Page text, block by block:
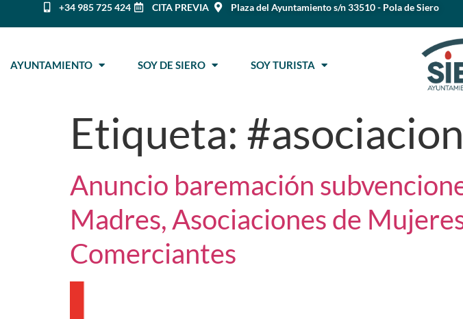
+34 985 725 424 CITA PREVIA Plaza del Ayuntamiento s/n 33510 - Pola de Siero
AYUNTAMIENTO SOY DE SIERO SOY TURISTA
Etiqueta:
Anuncio baremación
Madres, Asociaciones de
Comerciantes